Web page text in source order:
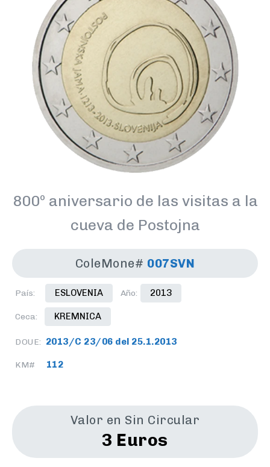
800º aniversario de las visitas a la
cueva de Postojna
ColeMone# 007SVN
País: ESLOVENIA Año: 2013
Ceca: KREMNICA
DOUE: 2013/C 23/06 del 25.1.2013
KM# 112
Valor en Sin Circular
3 Euros